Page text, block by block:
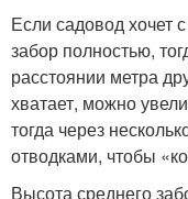
Если садовод хочет
забор полностью,
расстоянии метра
хватает, можно
тогда через
отводками, чтобы
Высота среднего